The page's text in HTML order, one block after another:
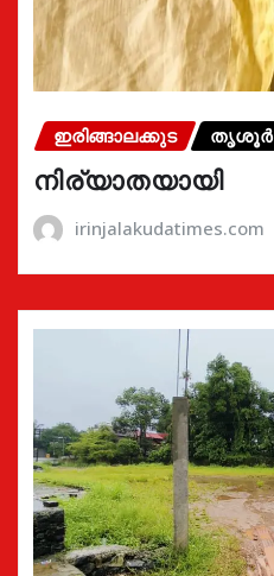
ഇരിങ്ങാലക്കുട തൃശൂർ
നിര്യാതയായി
irinjalakudatimes.com